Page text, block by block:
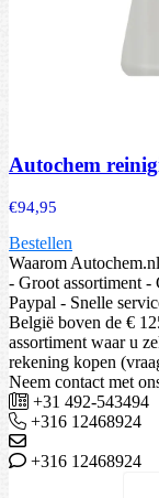
Autochem
€94,95
Bestellen
Waarom Autochem.nl
- Groot assortiment
Paypal - Snelle
België boven de €
assortiment waar u
rekening kopen
Neem contact met
+31 492-543494
+316 12468924
+316 12468924